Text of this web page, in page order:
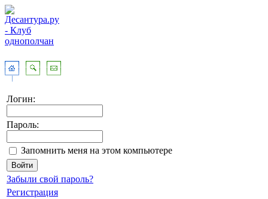
Логин:
Пароль:
Запомнить меня на этом компьютере
Забыли свой пароль?
Регистрация